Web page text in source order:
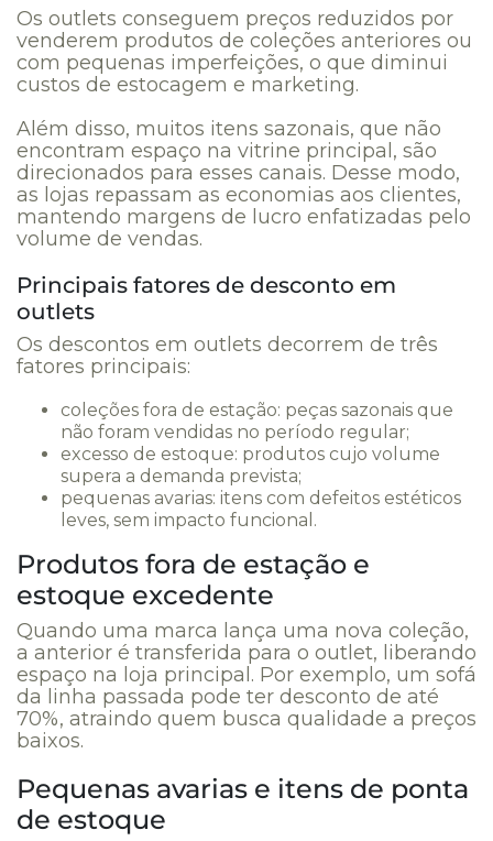
Os outlets conseguem preços reduzidos por
venderem produtos de coleções anteriores ou
com pequenas imperfeições, o que diminui
custos de estocagem e marketing.
Além disso, muitos itens sazonais, que não
encontram espaço na vitrine principal, são
direcionados para esses canais. Desse modo,
as lojas repassam as economias aos clientes,
mantendo margens de lucro enfatizadas pelo
volume de vendas.
Principais fatores de desconto em
outlets
Os descontos em outlets decorrem de três
fatores principais:
coleções fora de estação: peças sazonais que
não foram vendidas no período regular;
excesso de estoque: produtos cujo volume
supera a demanda prevista;
pequenas avarias: itens com defeitos estéticos
leves, sem impacto funcional.
Produtos fora de estação e
estoque excedente
Quando uma marca lança uma nova coleção,
a anterior é transferida para o outlet, liberando
espaço na loja principal. Por exemplo, um sofá
da linha passada pode ter desconto de até
70%, atraindo quem busca qualidade a preços
baixos.
Pequenas avarias e itens de ponta
de estoque